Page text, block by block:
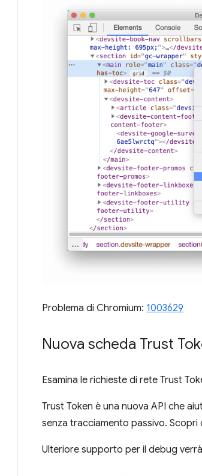
Problema di Chromium: 1003629
Nuova scheda Trust
Esamina le richieste di rete Trust
Trust Token è una nuova API che
senza tracciamento passivo. Scopri
Ulteriore supporto per il debug